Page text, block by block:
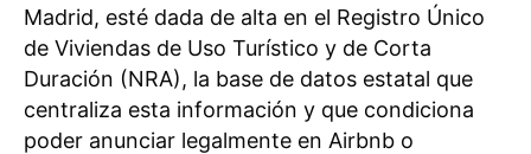
Madrid, esté dada de alta en el Registro Único
de Viviendas de Uso Turístico y de Corta
Duración (NRA), la base de datos estatal que
centraliza esta información y que condiciona
poder anunciar legalmente en Airbnb o